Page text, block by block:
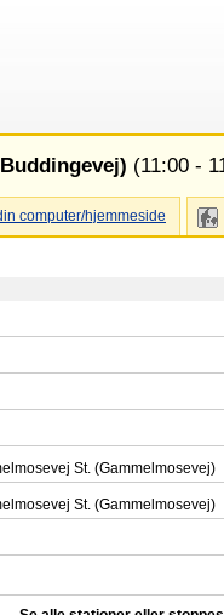
(11:00 -
computer/hjemmeside
St. (Gammelmosevej)
St. (Gammelmosevej)